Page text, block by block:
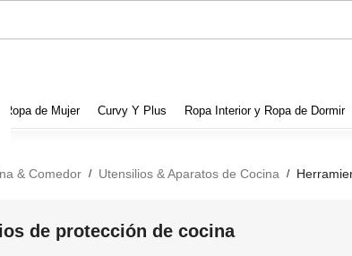
Ropa de Mujer Curvy Y Plus Ropa Interior y Ropa de Dormir
& Comedor / Utensilios & Aparatos de Cocina /
de protección de cocina